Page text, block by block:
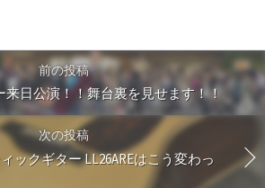
前の投稿
日公演！！舞台裏を見せます！！
次の投稿
ックギター LL26AREはこう変わっ